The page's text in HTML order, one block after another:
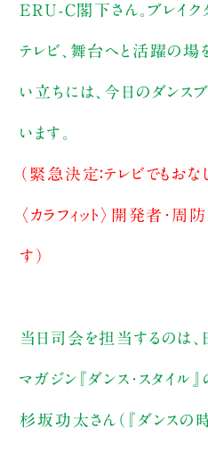
ERU-C閣下さん。ブレイク
テレビ、舞台へと活躍の場
い立ちには、今日のダンス
います。
（緊急決定：テレビでもお
〈カラフィット〉開発者・
す）
当日司会を担当するのは、
マガジン『ダンス・スタイ
杉坂功太さん（『ダンスの